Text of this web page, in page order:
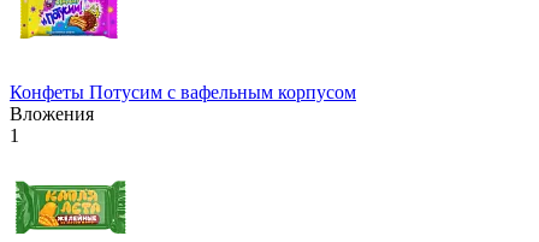
Конфеты Потусим с вафельным корпусом
Вложения
1